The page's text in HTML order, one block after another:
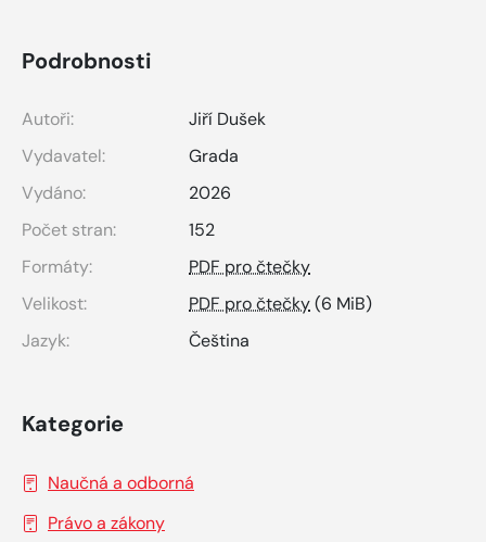
Podrobnosti
Autoři:
Jiří Dušek
Vydavatel:
Grada
Vydáno:
2026
Počet stran:
152
Formáty:
PDF pro čtečky
Velikost:
PDF pro čtečky(6 MiB)
Jazyk:
Čeština
Kategorie
Naučná a odborná
Právo a zákony